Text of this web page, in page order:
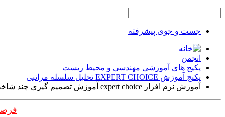
جست و جوی پیشرفته
انجمن
پکیج های آموزشی مهندسی و محیط زیست
پکیج آموزش EXPERT CHOICE تحلیل سلسله مراتبی
آموزش نرم افزار expert choice آموزش تصمیم گیری چند شاخصه